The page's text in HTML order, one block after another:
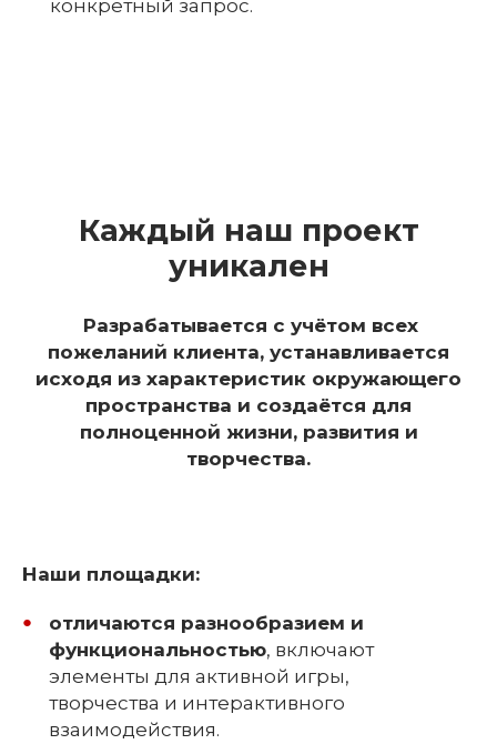
конкретный запрос.
Каждый наш проект
уникален
Разрабатывается с учётом всех
пожеланий клиента, устанавливается
исходя из характеристик окружающего
пространства и создаётся для
полноценной жизни, развития и
творчества.
Наши площадки:
отличаются разнообразием и
функциональностью, включают
элементы для активной игры,
творчества и интерактивного
взаимодействия.